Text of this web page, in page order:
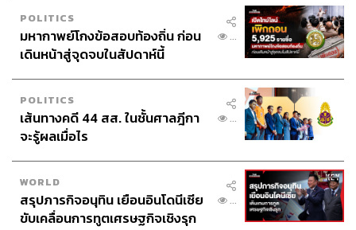
POLITICS
มหากาพย์โกงข้อสอบท้องถิ่น ก่อน
เดินหน้าสู่จุดจบในสัปดาห์นี้
...
POLITICS
เส้นทางคดี 44 สส. ในชั้นศาลฎีกา
จะรู้ผลเมื่อไร
...
WORLD
สรุปภารกิจอนุทิน เยือนอินโดนีเซีย
ขับเคลื่อนการทูตเศรษฐกิจเชิงรุก
...